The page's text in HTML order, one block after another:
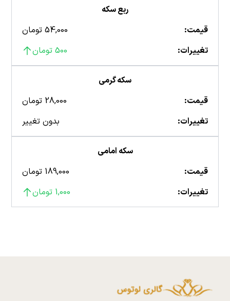
ربع سکه
قیمت:
54,000 تومان
تغییرات:
500 تومان
سکه گرمی
قیمت:
28,000 تومان
تغییرات:
بدون تغییر
سکه امامی
قیمت:
189,000 تومان
تغییرات:
1,000 تومان